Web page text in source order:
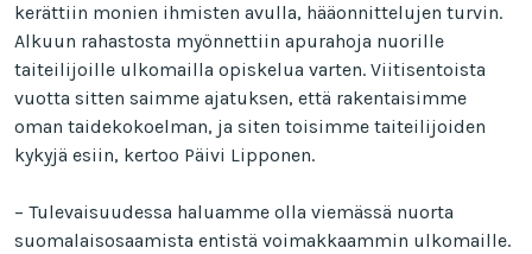
kerättiin monien ihmisten avulla, hääonnittelujen turvin.
Alkuun rahastosta myönnettiin apurahoja nuorille
taiteilijoille ulkomailla opiskelua varten. Viitisentoista
vuotta sitten saimme ajatuksen, että rakentaisimme
oman taidekokoelman, ja siten toisimme taiteilijoiden
kykyjä esiin, kertoo Päivi Lipponen.
– Tulevaisuudessa haluamme olla viemässä nuorta
suomalaisosaamista entistä voimakkaammin ulkomaille.